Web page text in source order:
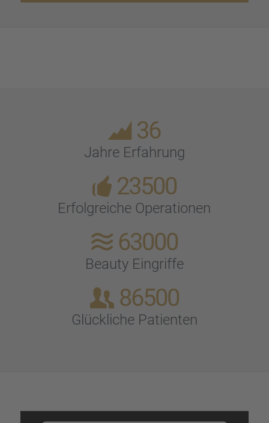
36
Jahre Erfah­rung
23500
Erfolg­rei­che Opera­tio­nen
63000
Beauty Eingriffe
86500
Glück­li­che Patien­ten